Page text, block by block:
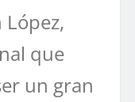
López,
que
un gran